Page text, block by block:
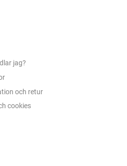
jag?
och retur
cookies